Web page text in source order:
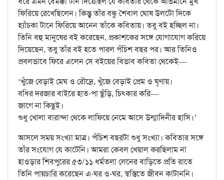
ফিরিয়ে রেখেছিলেন। কিন্তু তাঁর বন্ধু শৈবাল ঘোষ উলটো দিকে
হ্যাঁচকা টানে ফিরিয়ে আনেন তাঁকে কবিতায়। তবু বই হচ্ছিল না।
তিনি বহু মানুষের বই করেছেন, প্রকাশকের সঙ্গে যোগাযোগ করিয়ে
দিয়েছেন, তবু তাঁর বই হতে পারল পঁচিশ বছর পর। আর তিনিও
প্রবলভাবে ফিরে এলেন সে বইয়ের বিভাব কবিতা থেকেই—
‘খুঁজে বেড়াই মেঘ ও রৌদ্রে, খুঁজে বেড়াই প্রেম ও ঘৃণায়।
বধির দরজার বাইরে হাত-পা ছুঁড়ি, চিৎকার করি—
জাগে না কিছুই।
শুধু খোলা বারান্দা থেকে লাফিয়ে নেমে আসে উন্মাদিনীর হাসি।’
আসলে সময় সংখ্যা মাত্র। পঁচিশ বছরটা শুধু সংখ্যা। কবিতার সঙ্গে
তাঁর সংযোগ যে কাটেনি। আমরা কেবল খেয়াল করছিলাম না
হাওড়ার শিবপুরের ৫৩/১১ ধর্মতলা লেনের বাড়িতে প্রতি রাতে
তিনি পায়চারি করেছেন এ-ঘর ও-ঘর, স্বস্তিতে জীবন কাটাননি।